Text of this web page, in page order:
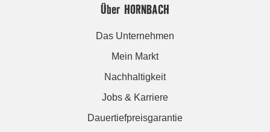
Über HORNBACH
Das Unternehmen
Mein Markt
Nachhaltigkeit
Jobs & Karriere
Dauertiefpreisgarantie